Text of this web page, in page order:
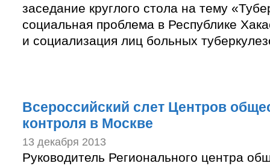
заседание круглого стола на тему
социальная проблема в Республике
и социализация лиц больных
Всероссийский слет Центров
контроля в Москве
13 декабря 2013
Руководитель Регионального центра